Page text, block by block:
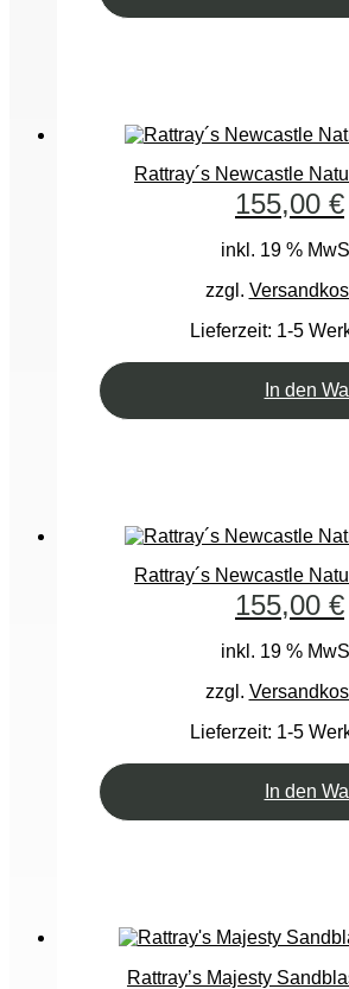
Rattray´s Newcastle
155,00 €
inkl. 19 %
zzgl.
Lieferzeit: 1-5
In den
Rattray´s Newcastle
155,00 €
inkl. 19 %
zzgl.
Lieferzeit: 1-5
In den
Rattray’s Majesty